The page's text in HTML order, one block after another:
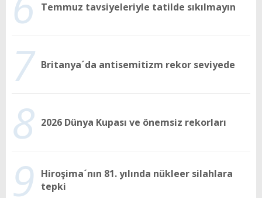
Temmuz tavsiyeleriyle tatilde sıkılmayın
7 Britanya´da antisemitizm rekor seviyede
8 2026 Dünya Kupası ve önemsiz rekorları
9
Hiroşima´nın 81. yılında nükleer silahlara
tepki